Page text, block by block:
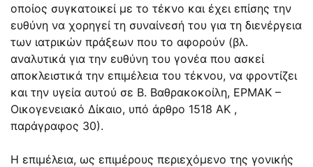
οποίος συγκατοικεί με το τέκνο και έχει επίσης την
ευθύνη να χορηγεί τη συναίνεσή του για τη διενέργεια
των ιατρικών πράξεων που το αφορούν (βλ.
αναλυτικά για την ευθύνη του γονέα που ασκεί
αποκλειστικά την επιμέλεια του τέκνου, να φροντίζει
και την υγεία αυτού σε Β. Βαθρακοκοίλη, ΕΡΜΑΚ –
Οικογενειακό Δίκαιο, υπό άρθρο 1518 ΑΚ ,
παράγραφος 30).
Η επιμέλεια, ως επιμέρους περιεχόμενο της γονικής